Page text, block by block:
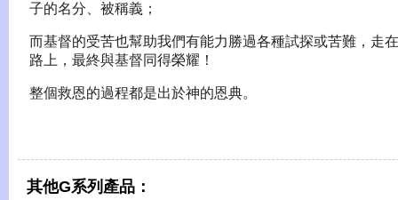
子的名分、被稱義；
而基督的受苦也幫助我們有能力勝過各種試探或苦難，走
路上，最終與基督同得榮耀！
整個救恩的過程都是出於神的恩典。
其他G系列產品：